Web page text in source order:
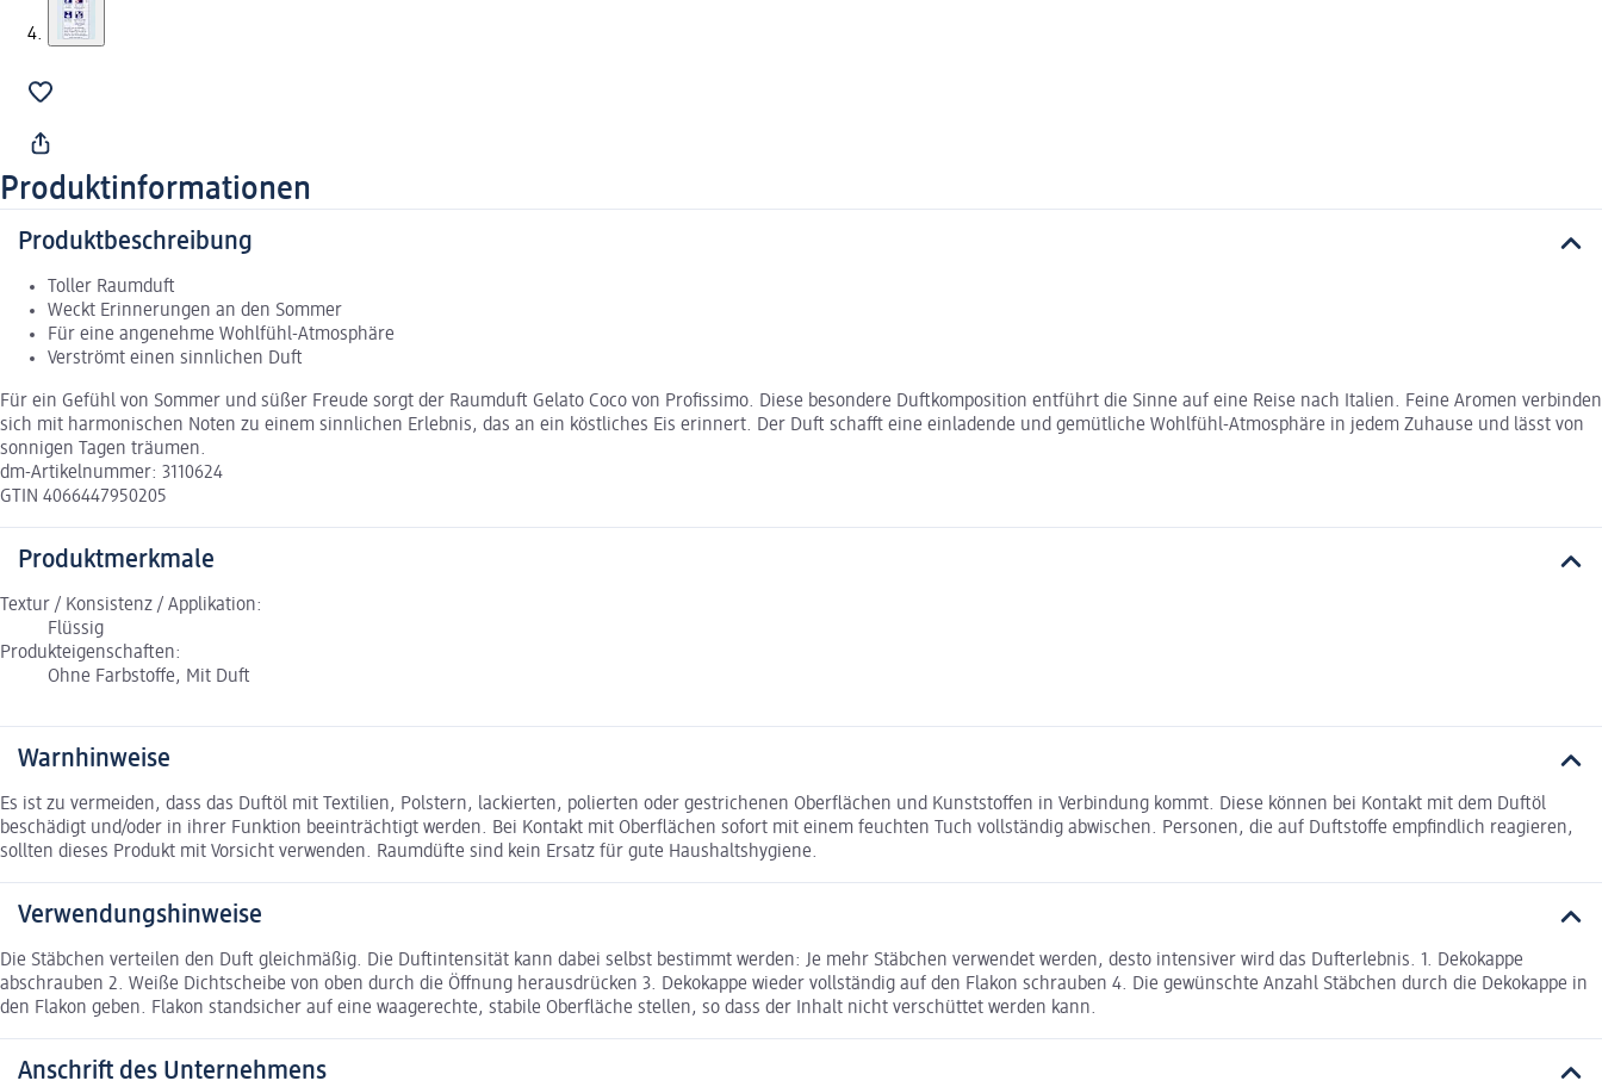
Produktinformationen
Produktbeschreibung
Toller Raumduft
Weckt Erinnerungen an den Sommer
Für eine angenehme Wohlfühl-Atmosphäre
Verströmt einen sinnlichen Duft
Für ein Gefühl von Sommer und süßer Freude sorgt der Raumduft Gelato Coco von Profissimo. Diese besondere Duftkomposition entführt die Sinne auf eine Reise nach Italien. Feine Aromen verbinden
sich mit harmonischen Noten zu einem sinnlichen Erlebnis, das an ein köstliches Eis erinnert. Der Duft schafft eine einladende und gemütliche Wohlfühl-Atmosphäre in jedem Zuhause und lässt von
sonnigen Tagen träumen.
dm-Artikelnummer: 3110624
GTIN 4066447950205
Produktmerkmale
Textur / Konsistenz / Applikation:
Flüssig
Produkteigenschaften:
Ohne Farbstoffe, Mit Duft
Warnhinweise
Es ist zu vermeiden, dass das Duftöl mit Textilien, Polstern, lackierten, polierten oder gestrichenen Oberflächen und Kunststoffen in Verbindung kommt. Diese können bei Kontakt mit dem Duftöl
beschädigt und/oder in ihrer Funktion beeinträchtigt werden. Bei Kontakt mit Oberflächen sofort mit einem feuchten Tuch vollständig abwischen. Personen, die auf Duftstoffe empfindlich reagieren,
sollten dieses Produkt mit Vorsicht verwenden. Raumdüfte sind kein Ersatz für gute Haushaltshygiene.
Verwendungshinweise
Die Stäbchen verteilen den Duft gleichmäßig. Die Duftintensität kann dabei selbst bestimmt werden: Je mehr Stäbchen verwendet werden, desto intensiver wird das Dufterlebnis. 1. Dekokappe
abschrauben 2. Weiße Dichtscheibe von oben durch die Öffnung herausdrücken 3. Dekokappe wieder vollständig auf den Flakon schrauben 4. Die gewünschte Anzahl Stäbchen durch die Dekokappe in
den Flakon geben. Flakon standsicher auf eine waagerechte, stabile Oberfläche stellen, so dass der Inhalt nicht verschüttet werden kann.
Anschrift des Unternehmens